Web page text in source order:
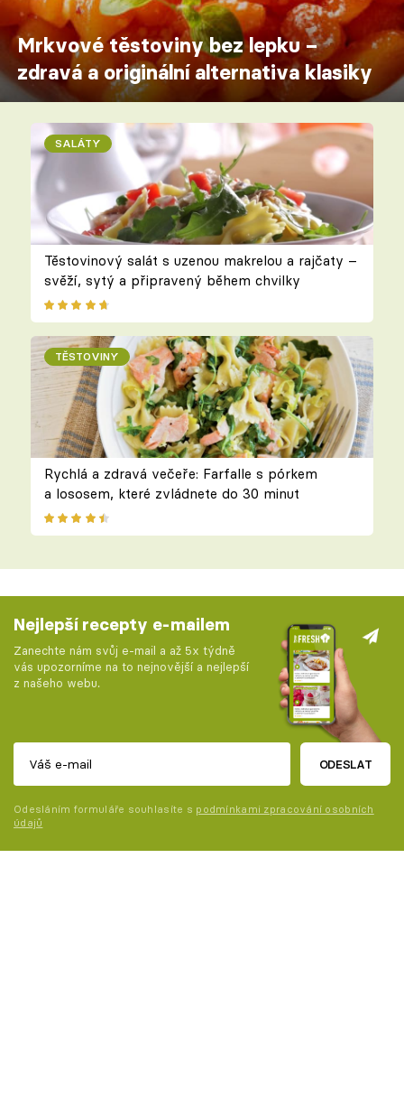
Mrkvové těstoviny bez lepku –
zdravá a originální alternativa klasiky
SALÁTY
Těstovinový salát s uzenou makrelou a rajčaty –
svěží, sytý a připravený během chvilky
TĚSTOVINY
Rychlá a zdravá večeře: Farfalle s pórkem
a lososem, které zvládnete do 30 minut
Nejlepší recepty e-mailem
Zanechte nám svůj e-mail a až 5x týdně
vás upozorníme na to nejnovější a nejlepší
z našeho webu.
ODESLAT
Odesláním formuláře souhlasíte s podmínkami zpracování osobních
údajů